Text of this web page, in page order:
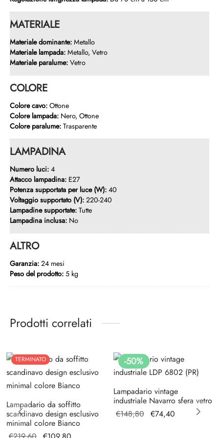
MATERIALE
Materiale dominante: Metallo
Materiale lampada: Metallo, Vetro
Materiale paralume: Vetro
COLORE
Colore cavo: Ottone
Colore lampada: Nero, Ottone
Colore paralume: Trasparente
LAMPADINA
Numero luci: 4
Attacco lampadina: E27
Potenza supportata per luce (W): 40
Voltaggio supportato (V): 220-240
Lampadine supportate: Tutte
Lampadina inclusa: No
ALTRO
Garanzia: 24 mesi
Peso del prodotto: 5 kg
Prodotti correlati
TERMINATO
Lampadario da soffitto
scandinavo design esclusivo
minimal colore Bianco
-50%
Lampadario vintage
industriale Navarro sfera vetro
€148,80 Il prezzo
€74,40